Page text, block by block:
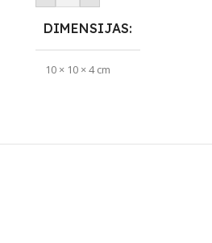
DIMENSIJAS
10 × 10 × 4 cm